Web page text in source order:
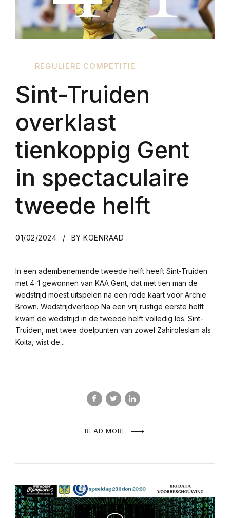
REGULIERE COMPETITIE
Sint-Truiden
overklast
tienkoppig Gent
in spectaculaire
tweede helft
01/02/2024 BY KOENRAAD
In een adembenemende tweede helft heeft Sint-Truiden
met 4-1 gewonnen van KAA Gent, dat met tien man de
wedstrijd moest uitspelen na een rode kaart voor Archie
Brown. Wedstrijdverloop Na een vrij rustige eerste helft
kwam de wedstrijd in de tweede helft volledig los. Sint-
Truiden, met twee doelpunten van zowel Zahiroleslam als
Koita, wist de...
READ MORE